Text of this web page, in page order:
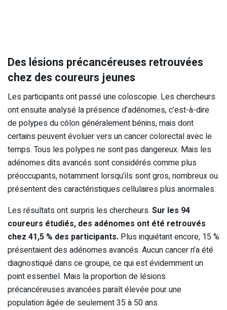
Des lésions précancéreuses retrouvées
chez des coureurs jeunes
Les participants ont passé une coloscopie. Les chercheurs
ont ensuite analysé la présence d’adénomes, c’est-à-dire
de polypes du côlon généralement bénins, mais dont
certains peuvent évoluer vers un cancer colorectal avec le
temps. Tous les polypes ne sont pas dangereux. Mais les
adénomes dits avancés sont considérés comme plus
préoccupants, notamment lorsqu’ils sont gros, nombreux ou
présentent des caractéristiques cellulaires plus anormales.
Les résultats ont surpris les chercheurs. Sur les 94
coureurs étudiés, des adénomes ont été retrouvés
chez 41,5 % des participants. Plus inquiétant encore, 15 %
présentaient des adénomes avancés. Aucun cancer n’a été
diagnostiqué dans ce groupe, ce qui est évidemment un
point essentiel. Mais la proportion de lésions
précancéreuses avancées paraît élevée pour une
population âgée de seulement 35 à 50 ans.